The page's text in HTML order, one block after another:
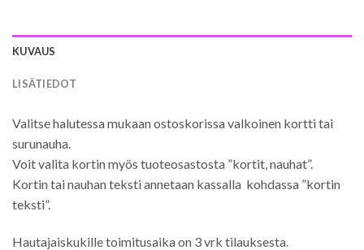
KUVAUS
LISÄTIEDOT
Valitse halutessa mukaan ostoskorissa valkoinen kortti tai
surunauha.
Voit valita kortin myös tuoteosastosta ”kortit, nauhat”.
Kortin tai nauhan teksti annetaan kassalla kohdassa ”kortin
teksti”.
Hautajaiskukille toimitusaika on 3 vrk tilauksesta.